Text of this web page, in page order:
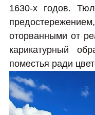
1630-х годов.
оторванными от
карикатурный
поместья ради